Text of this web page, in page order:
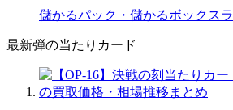
儲かるパック・儲かるボックス
最新弾の当たりカード